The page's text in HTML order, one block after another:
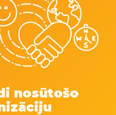
nosūtošo